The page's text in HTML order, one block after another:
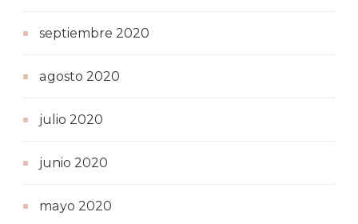
septiembre 2020
agosto 2020
julio 2020
junio 2020
mayo 2020